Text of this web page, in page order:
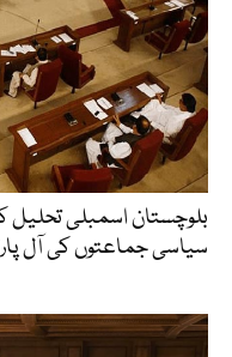
بلوچستان اسمبلی تحلیل
سیاسی جماعتوں کی آل